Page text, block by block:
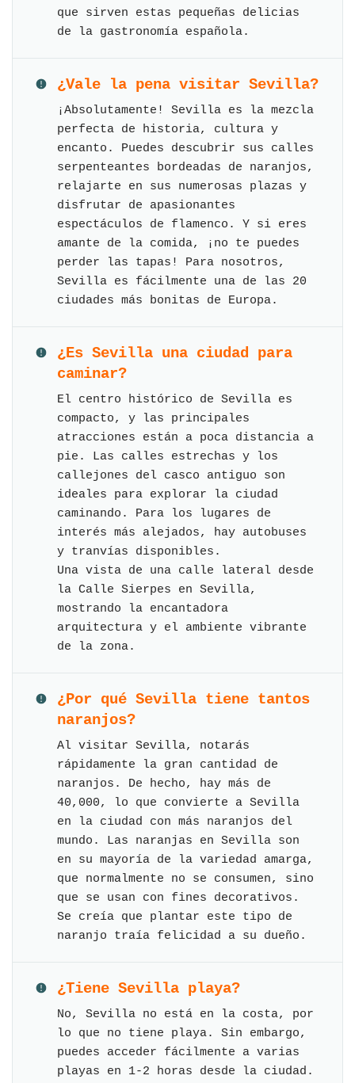
que sirven estas pequeñas delicias
de la gastronomía española.
¿Vale la pena visitar Sevilla?
¡Absolutamente! Sevilla es la mezcla
perfecta de historia, cultura y
encanto. Puedes descubrir sus calles
serpenteantes bordeadas de naranjos,
relajarte en sus numerosas plazas y
disfrutar de apasionantes
espectáculos de flamenco. Y si eres
amante de la comida, ¡no te puedes
perder las tapas! Para nosotros,
Sevilla es fácilmente una de las 20
ciudades más bonitas de Europa.
¿Es Sevilla una ciudad para
caminar?
El centro histórico de Sevilla es
compacto, y las principales
atracciones están a poca distancia a
pie. Las calles estrechas y los
callejones del casco antiguo son
ideales para explorar la ciudad
caminando. Para los lugares de
interés más alejados, hay autobuses
y tranvías disponibles.
Una vista de una calle lateral desde
la Calle Sierpes en Sevilla,
mostrando la encantadora
arquitectura y el ambiente vibrante
de la zona.
¿Por qué Sevilla tiene tantos
naranjos?
Al visitar Sevilla, notarás
rápidamente la gran cantidad de
naranjos. De hecho, hay más de
40,000, lo que convierte a Sevilla
en la ciudad con más naranjos del
mundo. Las naranjas en Sevilla son
en su mayoría de la variedad amarga,
que normalmente no se consumen, sino
que se usan con fines decorativos.
Se creía que plantar este tipo de
naranjo traía felicidad a su dueño.
¿Tiene Sevilla playa?
No, Sevilla no está en la costa, por
lo que no tiene playa. Sin embargo,
puedes acceder fácilmente a varias
playas en 1-2 horas desde la ciudad.